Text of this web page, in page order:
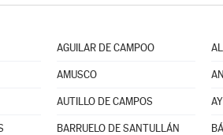
AGUILAR DE CAMPOO
AMUSCO
AUTILLO DE CAMPOS
BARRUELO DE SANTULLÁN